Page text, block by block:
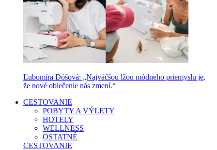
Ľubomíra Dóšová: „Najväčšou lžou módneho priemyslu je,
že nové oblečenie nás zmení.“
CESTOVANIE
POBYTY A VÝLETY
HOTELY
WELLNESS
OSTATNÉ
CESTOVANIE